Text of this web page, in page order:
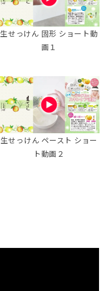
生せっけん 固形 ショート動
画１
生せっけん ペースト ショー
ト動画２